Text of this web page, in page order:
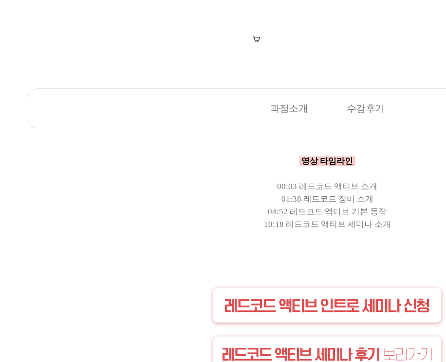
과정소개 수강후기
영상 타임라인
00:03 레드코드 액티브 소개
01:38 레드코드 장비 소개
04:52 레드코드 액티브 기본 동작
10:18 레드코드 액티브 세미나 소개